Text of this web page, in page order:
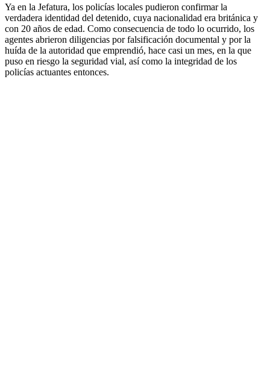
Ya en la Jefatura, los policías locales pudieron confirmar la
verdadera identidad del detenido, cuya nacionalidad era británica y
con 20 años de edad. Como consecuencia de todo lo ocurrido, los
agentes abrieron diligencias por falsificación documental y por la
huída de la autoridad que emprendió, hace casi un mes, en la que
puso en riesgo la seguridad vial, así como la integridad de los
policías actuantes entonces.